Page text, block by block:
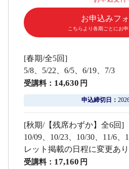
お申込みフ
こちらより各期ごとにお
[春期/全5回]
5/8、5/22、6/5、6/19、7/3
受講料： 14,630 円
申込締切日：
[秋期/【残席わずか】全6回]
10/09、10/23、10/30、11/6、
レット掲載の日程に変更あ
受講料： 17,160 円